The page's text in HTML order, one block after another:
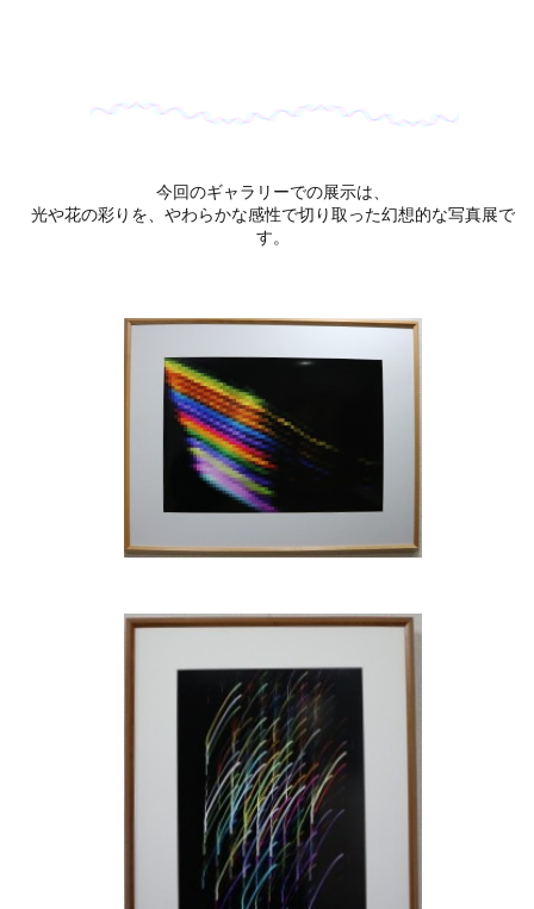
今回のギャラリーでの展示は、
光や花の彩りを、やわらかな感性で切り取った幻想的な写真展で
す。